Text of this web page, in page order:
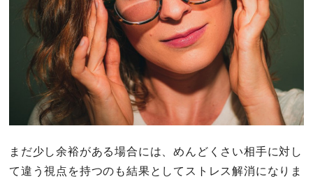
まだ少し余裕がある場合には、めんどくさい相手に対し
て違う視点を持つのも結果としてストレス解消になりま